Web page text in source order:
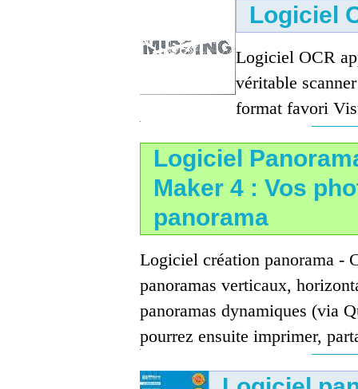
Logiciel
Logiciel OCR
véritable
format favori
Logiciel
Maker 4 : Vos
panorama
Logiciel création panorama -
panoramas verticaux,
panoramas dynamiques (via
pourrez ensuite imprimer,